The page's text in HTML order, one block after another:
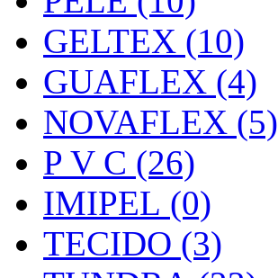
GELTEX (10)
GUAFLEX (4)
NOVAFLEX (5)
P V C (26)
IMIPEL (0)
TECIDO (3)